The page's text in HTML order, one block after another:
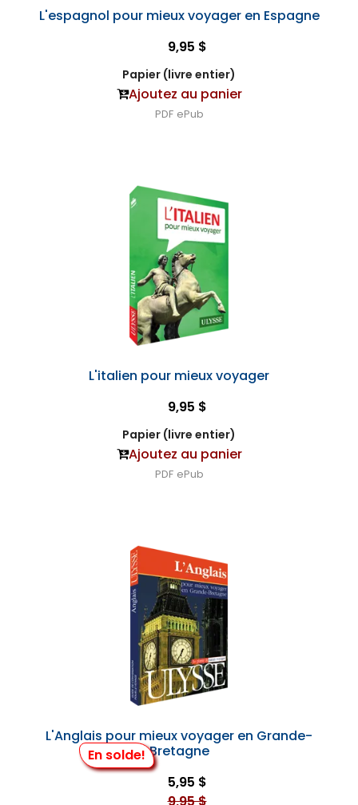
L'espagnol pour mieux voyager en Espagne
9,95 $
Papier (livre entier)
Ajoutez au panier
PDF ePub
L'italien pour mieux voyager
9,95 $
Papier (livre entier)
Ajoutez au panier
PDF ePub
En solde!
L'Anglais pour mieux voyager en Grande-
Bretagne
5,95 $